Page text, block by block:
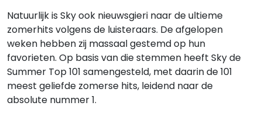
Natuurlijk is Sky ook nieuwsgieri naar de ultieme
zomerhits volgens de luisteraars. De afgelopen
weken hebben zij massaal gestemd op hun
favorieten. Op basis van die stemmen heeft Sky de
Summer Top 101 samengesteld, met daarin de 101
meest geliefde zomerse hits, leidend naar de
absolute nummer 1.